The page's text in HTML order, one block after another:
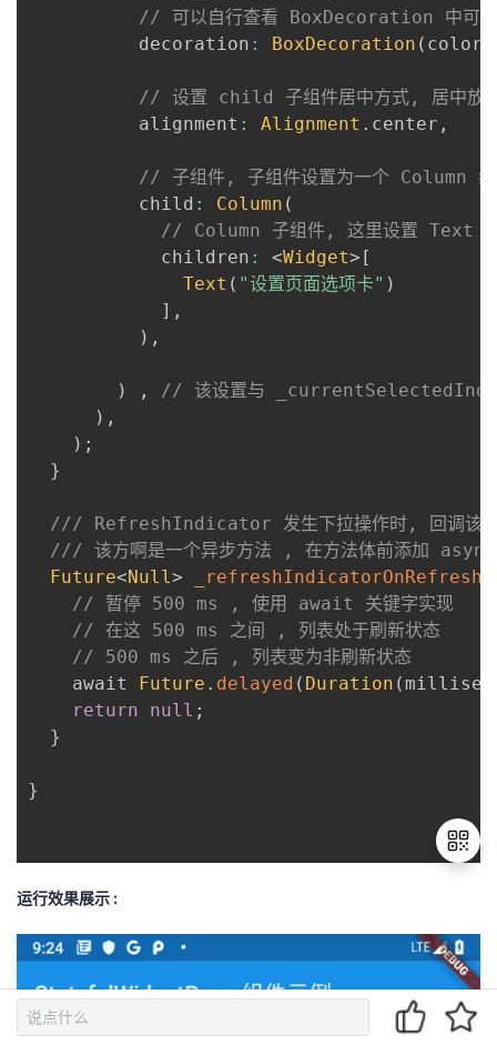
// 可以自行查看 BoxDecoration 中可以
          decoration
: BoxDecoration ( color
// 设置 child 子组件居中方式, 居中放
          alignment
: Alignment . center ,
// 子组件, 子组件设置为一个 Column 组
          child
: Column (
// Column 子组件, 这里设置 Text
            children
: <Widget> [
Text ( "设置页面选项卡" )
] ,
) ,
) ,
// 该设置与
) ,
) ;
}
/// RefreshIndicator 发生下拉操作时, 回调该
/// 该方啊是一个异步方法 , 在方法体前添加
Future<Null> _refreshIndicatorOnRefresh
// 暂停 500 ms , 使用 await 关键字实现
// 在这 500 ms 之间 , 列表处于刷新状态
// 500 ms 之后 , 列表变为非刷新状态
    await
Future . delayed ( Duration (
return
null ;
}
}
运行效果展示 :